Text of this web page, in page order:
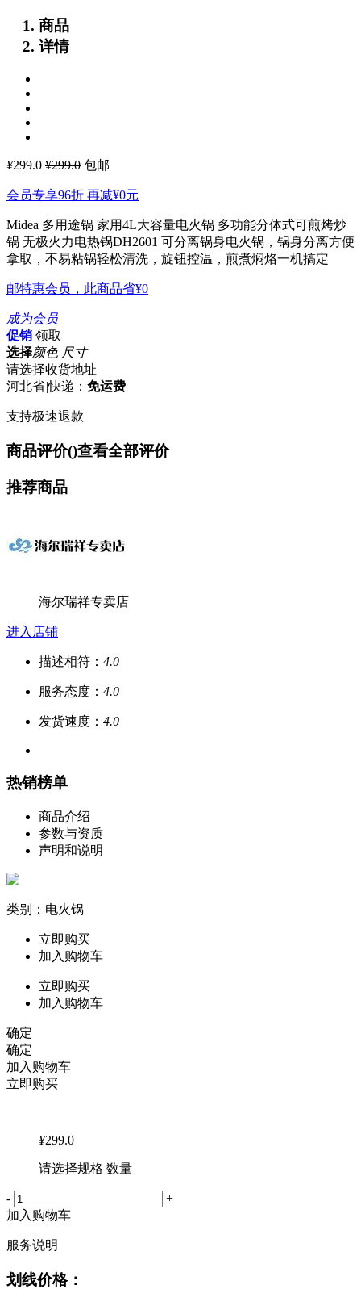
商品
详情
¥299.0 ¥299.0 包邮
会员专享96折 再减¥0元
Midea 多用途锅 家用4L大容量电火锅 多功能分体式可煎烤炒
锅 无极火力电热锅DH2601 可分离锅身电火锅，锅身分离方便
拿取，不易粘锅轻松清洗，旋钮控温，煎煮焖烙一机搞定
邮特惠会员，此商品省¥0
成为会员
促销 领取
选择颜色 尺寸
请选择收货地址
河北省|快递： 免运费
支持极速退款
商品评价()查看全部评价
推荐商品
海尔瑞祥专卖店
进入店铺
描述相符： 4.0
服务态度： 4.0
发货速度： 4.0
热销榜单
商品介绍
参数与资质
声明和说明
类别：电火锅
立即购买
加入购物车
立即购买
加入购物车
确定
确定
加入购物车
立即购买
¥299.0
请选择规格 数量
-
+
加入购物车
服务说明
划线价格：